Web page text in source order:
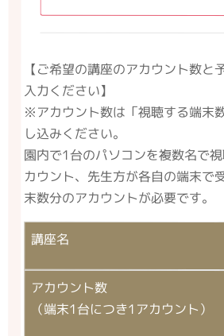
【ご希望の講座のアカウント数と
入力ください】
※アカウント数は「視聴する端末
し込みください。
園内で1台のパソコンを複数名で
カウント、先生方が各自の端末で
末数分のアカウントが必要です。
講座名
アカウント数
（端末1台につき1アカウント）